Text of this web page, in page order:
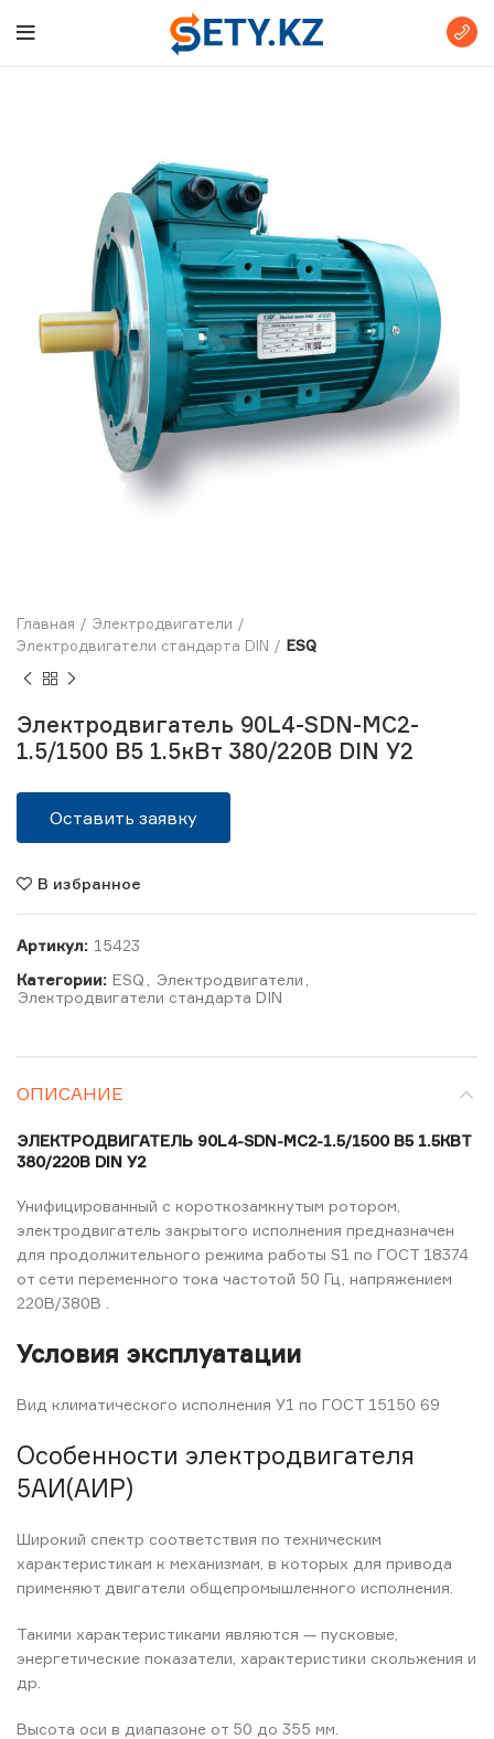
Главная
Электродвигатели
Электродвигатели стандарта DIN
ESQ
Электродвигатель 90L4-SDN-MC2-
1.5/1500 B5 1.5кВт 380/220В DIN У2
Оставить заявку
В избранное
Артикул: 15423
Категории: ESQ Электродвигатели
Электродвигатели стандарта DIN
ОПИСАНИЕ
ЭЛЕКТРОДВИГАТЕЛЬ 90L4-SDN-MC2-1.5/1500 B5 1.5КВТ
380/220В DIN У2
Унифицированный с короткозамкнутым ротором,
электродвигатель закрытого исполнения предназначен
для продолжительного режима работы S1 по ГОСТ 18374
от сети переменного тока частотой 50 Гц, напряжением
220В/380В .
Условия эксплуатации
Вид климатического исполнения У1 по ГОСТ 15150 69
Особенности электродвигателя
5АИ(АИР)
Широкий спектр соответствия по техническим
характеристикам к механизмам, в которых для привода
применяют двигатели общепромышленного исполнения.
Такими характеристиками являются — пусковые,
энергетические показатели, характеристики скольжения и
др.
Высота оси в диапазоне от 50 до 355 мм.